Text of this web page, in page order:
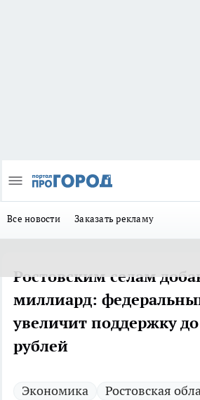
Все новости Заказать рекламу
Ростовским селам
миллиард:
увеличит поддержку
рублей
Экономика
Ростовская